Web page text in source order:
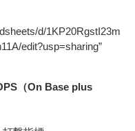
d/1KP20RgstI23m
edit?usp=sharing”
（On Base plus